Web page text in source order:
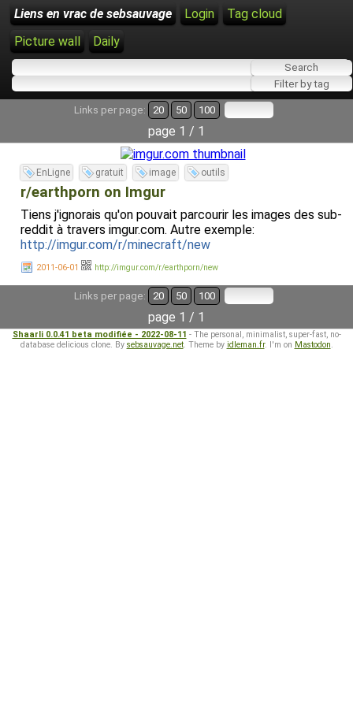
Liens en vrac de sebsauvage Login
Tag cloud
Picture wall
Daily
Links per page: 20 50 100
page 1 / 1
EnLigne gratuit image outils
r/earthporn on Imgur
Tiens j'ignorais qu'on pouvait parcourir les images des sub-
reddit à travers imgur.com. Autre exemple:
http://imgur.com/r/minecraft/new
2011-06-01 http://imgur.com/r/earthporn/new
Links per page: 20 50 100
page 1 / 1
Shaarli 0.0.41 beta modifiée - 2022-08-11 - The personal, minimalist, super-fast, no-
database delicious clone. By sebsauvage.net. Theme by idleman.fr. I'm on Mastodon.